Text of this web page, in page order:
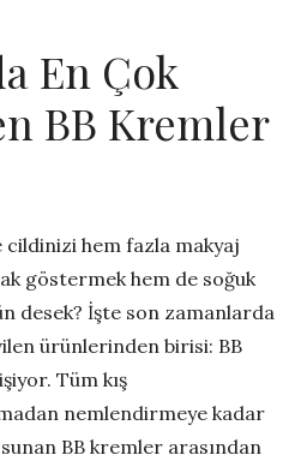
En Çok
BB Kremler
cildinizi hem fazla makyaj
göstermek hem de soğuk
desek? İşte son zamanlarda
ürünlerinden birisi: BB
Tüm kış
nemlendirmeye kadar
BB kremler arasından